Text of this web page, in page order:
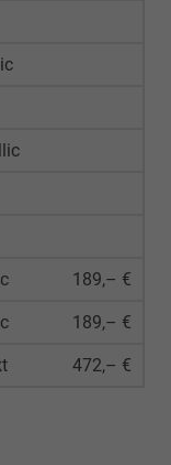
189,– €
189,– €
472,– €